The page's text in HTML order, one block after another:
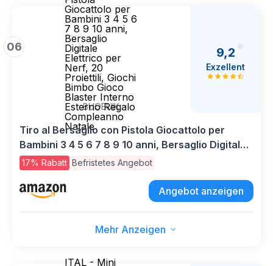
06
Giocattolo per
Bambini 3 4 5 6
7 8 9 10 anni,
Bersaglio
Digitale
Elettrico per
Nerf, 20
Proiettili, Giochi
Bimbo Gioco
Blaster Interno
Esterno Regalo
Compleanno
Natale
BUOEUIK
9,2
Exzellent
Tiro al Bersaglio con Pistola Giocattolo per
Bambini 3 4 5 6 7 8 9 10 anni, Bersaglio Digitale
Elettrico per Nerf, 20 Proiettili, Giochi Bimbo
Gioco Blaster Interno Esterno Regalo
Compleanno Natale
17% Rabatt Befristetes Angebot
Angebot anzeigen
Mehr Anzeigen
ITAL - Mini